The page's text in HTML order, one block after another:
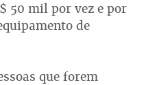
50 mil por vez e por
de
que forem